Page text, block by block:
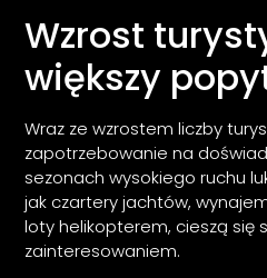
Wzrost
większy
Wraz ze wzrostem liczby
zapotrzebowanie na
sezonach wysokiego ruchu
jak czartery jachtów,
loty helikopterem, cieszą się
zainteresowaniem.